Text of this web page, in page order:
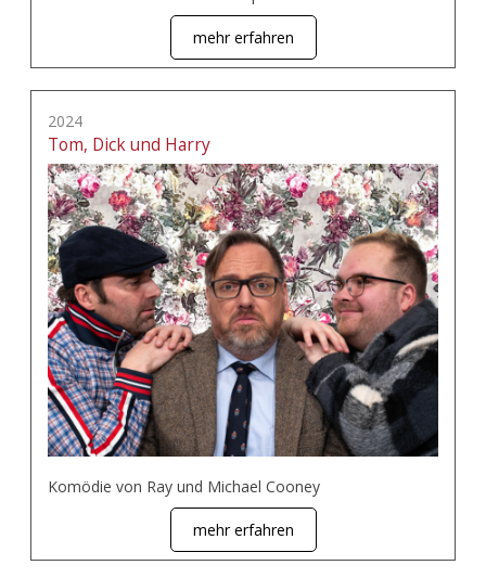
mehr erfahren
2024
Tom, Dick und Harry
Komödie von Ray und Michael Cooney
mehr erfahren